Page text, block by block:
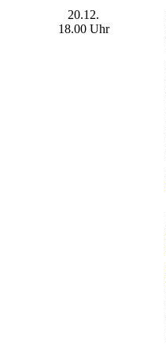
20.12.
18.00 Uhr